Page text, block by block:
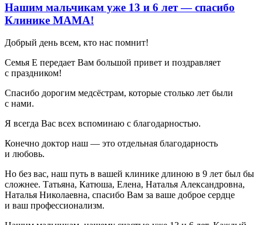
Нашим мальчикам уже 13 и 6 лет — спасибо
Клинике МАМА!
Добрый день всем, кто нас помнит!
Семья Е передает Вам большой привет и поздравляет
с праздником!
Спасибо дорогим медсёстрам, которые столько лет были
с нами.
Я всегда Вас всех вспоминаю с благодарностью.
Конечно доктор наш — это отдельная благодарность
и любовь.
Но без вас, наш путь в вашей клинике длиною в 9 лет был бы
сложнее. Татьяна, Катюша, Елена, Наталья Александровна,
Наталья Николаевна, спасибо Вам за ваше доброе сердце
и ваш профессионализм.